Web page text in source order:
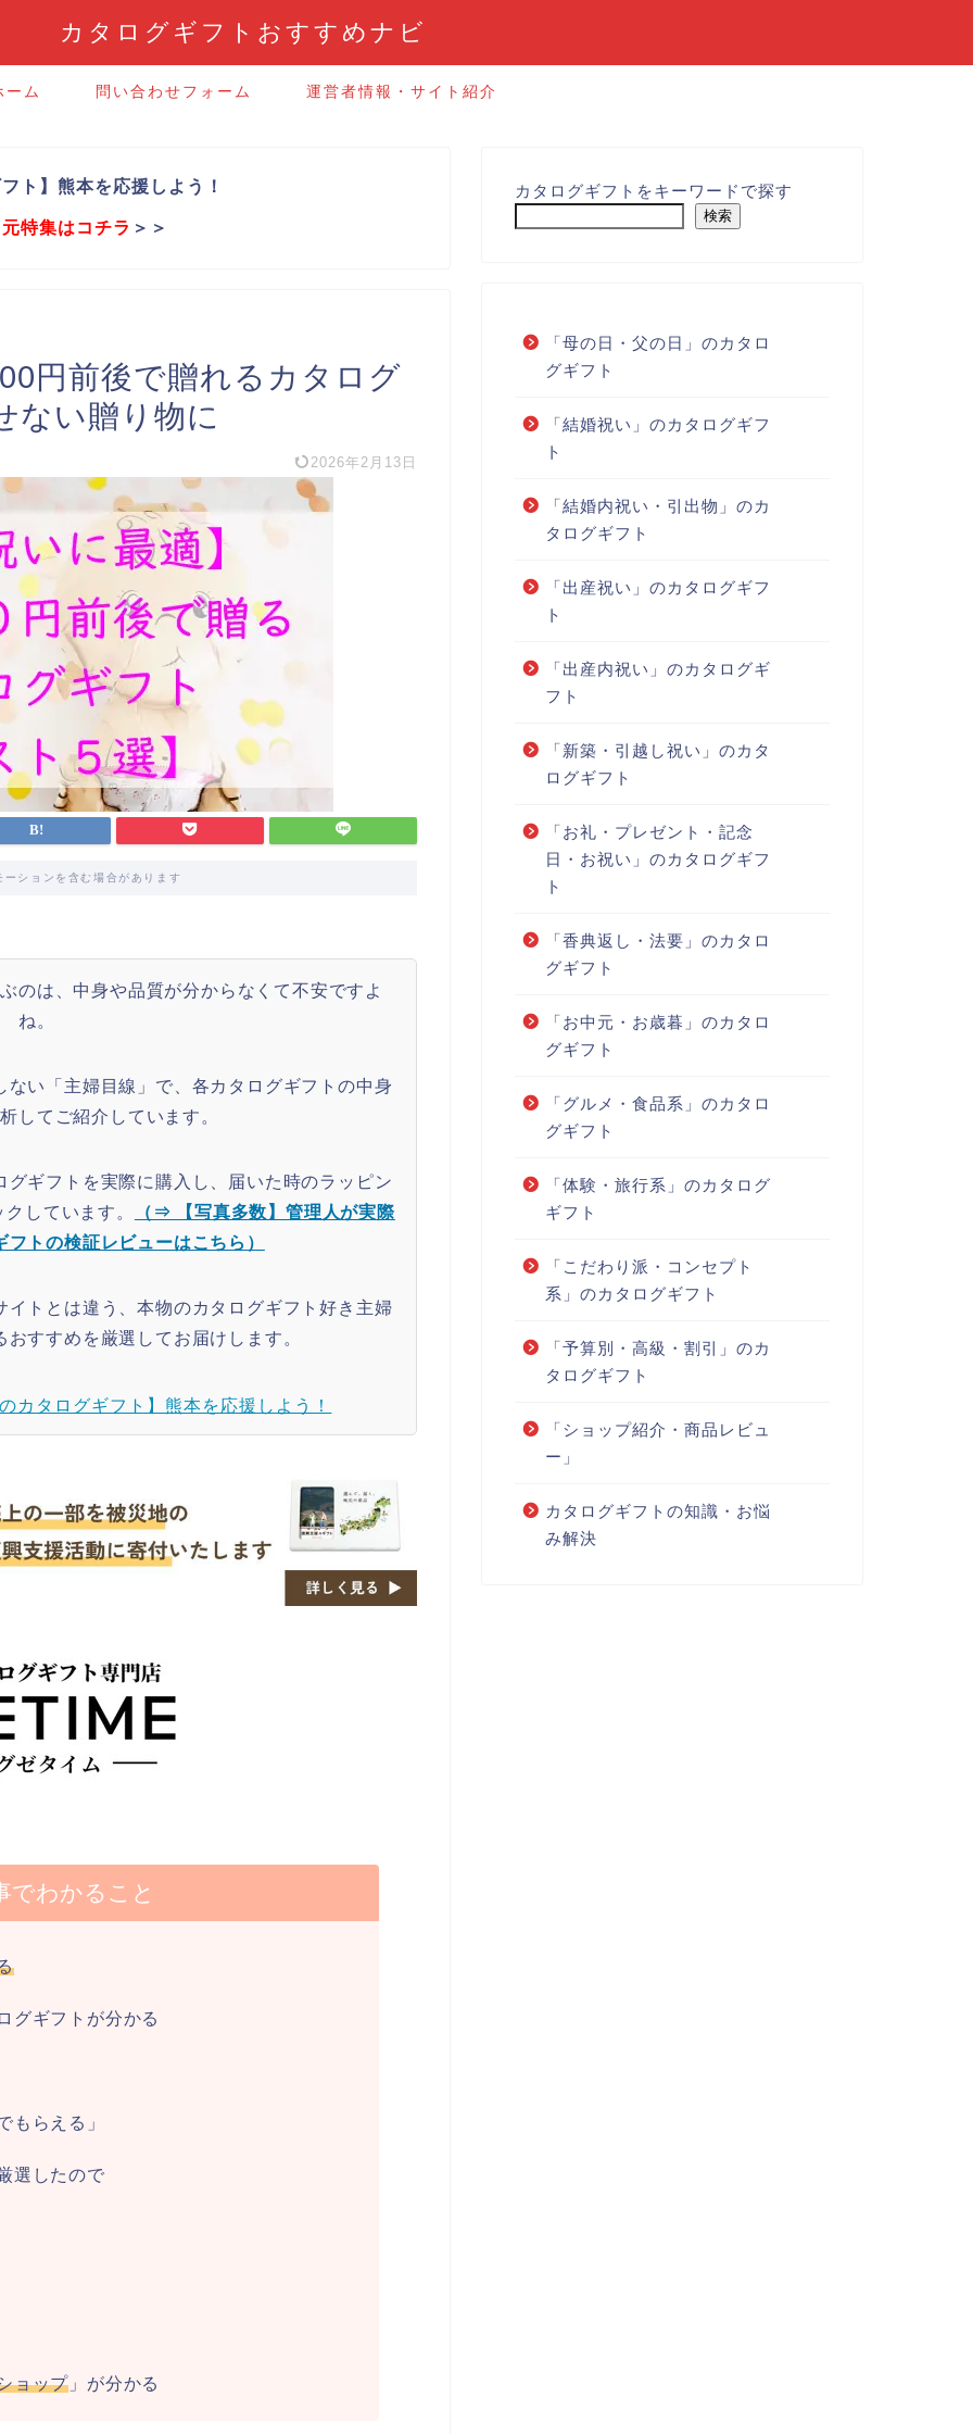
カタログギフトおすすめナビ
ーム 問い合わせフォーム 運営者情報・サイト紹介
ト】熊本を応援しよう！
特集はコチラ ＞＞
円前後で贈れるカタログ
ない贈り物に
2026年2月13日
ーションを含む場合があります
のは、中身や品質が分からなくて不安ですよ
ね。
い「主婦目線」で、各カタログギフトの中身
してご紹介しています。
ギフトを実際に購入し、届いた時のラッピン
しています。
（⇒ 【写真多数】管理人が実際
トの検証レビューはこちら）
トとは違う、本物のカタログギフト好き主婦
すすめを厳選してお届けします。
カタログギフト】熊本を応援しよう！
でわかること
グギフトが分かる
もらえる」
選したので
ョップ 」が分かる
カタログギフトをキーワードで探す
検索
「母の日・父の日」のカタロ
グギフト
「結婚祝い」のカタログギフ
ト
「結婚内祝い・引出物」のカ
タログギフト
「出産祝い」のカタログギフ
ト
「出産内祝い」のカタログギ
フト
「新築・引越し祝い」のカタ
ログギフト
「お礼・プレゼント・記念
日・お祝い」のカタログギフ
ト
「香典返し・法要」のカタロ
グギフト
「お中元・お歳暮」のカタロ
グギフト
「グルメ・食品系」のカタロ
グギフト
「体験・旅行系」のカタログ
ギフト
「こだわり派・コンセプト
系」のカタログギフト
「予算別・高級・割引」のカ
タログギフト
「ショップ紹介・商品レビュ
ー」
カタログギフトの知識・お悩
み解決